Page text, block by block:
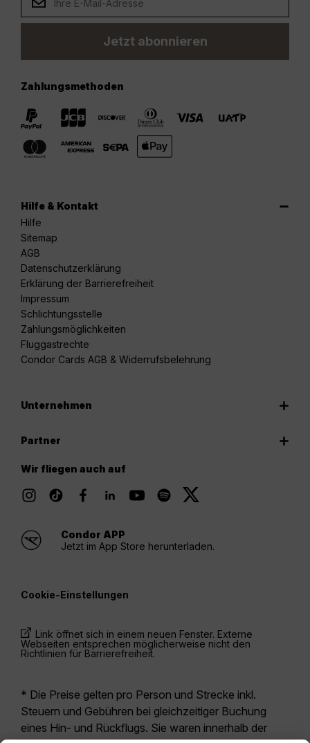
Jetzt abonnieren
Zahlungsmethoden
Hilfe & Kontakt
Hilfe
Sitemap
AGB
Datenschutzerklärung
Erklärung der Barrierefreiheit
Impressum
Schlichtungsstelle
Zahlungsmöglichkeiten
Fluggastrechte
Condor Cards AGB & Widerrufsbelehrung
Unternehmen
Partner
Wir fliegen auch auf
Condor APP
Jetzt im App Store herunterladen.
Cookie-Einstellungen
Link öffnet sich in einem neuen Fenster. Externe
Webseiten entsprechen möglicherweise nicht den
Richtlinien für Barrierefreiheit.
* Die Preise gelten pro Person und Strecke inkl.
Steuern und Gebühren bei gleichzeitiger Buchung
eines Hin- und Rückflugs. Sie waren innerhalb der